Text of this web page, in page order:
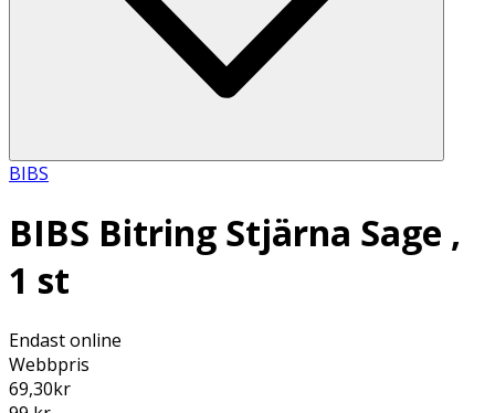
BIBS
BIBS Bitring Stjärna Sage ,
1 st
Endast online
Webbpris
69,30kr